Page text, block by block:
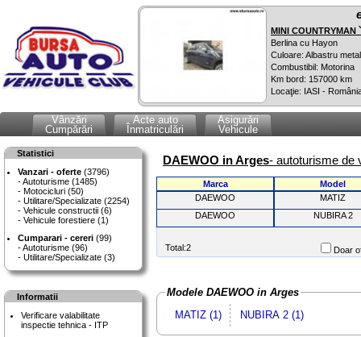
MINI COUNTRYMAN
Berlina cu Hayon
Culoare: Albastru
Combustibil: Motorina
Km bord: 157000 km
Locaţie: IASI -
Vânzări
Cumpărări
Acte auto
Înmatriculări
Asigurări
Vehicule
Statistici
Vanzari - oferte (3796)
Autoturisme (1485)
Motocicluri (50)
Utilitare/Specializate (2254)
Vehicule constructii (6)
Vehicule forestiere (1)
Cumparari - cereri (99)
Autoturisme (96)
Utilitare/Specializate (3)
Informatii
Verificare valabilitate
inspectie tehnica - ITP
DAEWOO in Arges- autoturisme de
Marca
Model
DAEWOO
MATIZ
DAEWOO
NUBIRA 2
Total:2 Doar
Modele DAEWOO in Arges
MATIZ (1)
NUBIRA 2 (1)